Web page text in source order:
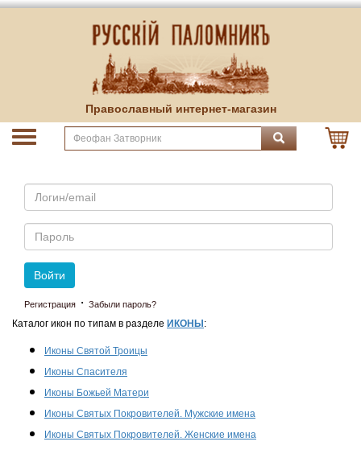
Православный интернет-магазин
Email
Пароль
Войти
Регистрация · Забыли пароль?
Каталог икон по типам в разделе ИКОНЫ :
Иконы Святой Троицы
Иконы Спасителя
Иконы Божьей Матери
Иконы Святых Покровителей. Мужские имена
Иконы Святых Покровителей. Женские имена